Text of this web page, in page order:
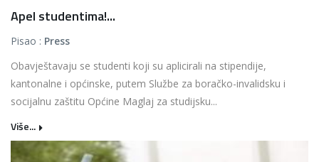
Apel studentima!...
Pisao : Press
Obavještavaju se studenti koji su aplicirali na stipendije,
kantonalne i općinske, putem Službe za boračko-invalidsku i
socijalnu zaštitu Općine Maglaj za studijsku...
Više...